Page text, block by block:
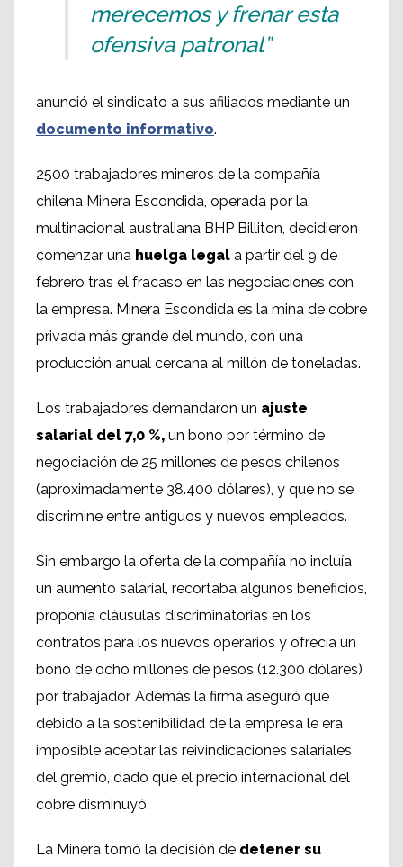
merecemos y frenar esta
ofensiva patronal”
anunció el sindicato a sus afiliados mediante un
documento informativo.
2500 trabajadores mineros de la compañía
chilena Minera Escondida, operada por la
multinacional australiana BHP Billiton, decidieron
comenzar una huelga legal a partir del 9 de
febrero tras el fracaso en las negociaciones con
la empresa. Minera Escondida es la mina de cobre
privada más grande del mundo, con una
producción anual cercana al millón de toneladas.
Los trabajadores demandaron un ajuste
salarial del 7,0 %, un bono por término de
negociación de 25 millones de pesos chilenos
(aproximadamente 38.400 dólares), y que no se
discrimine entre antiguos y nuevos empleados.
Sin embargo la oferta de la compañía no incluía
un aumento salarial, recortaba algunos beneficios,
proponía cláusulas discriminatorias en los
contratos para los nuevos operarios y ofrecía un
bono de ocho millones de pesos (12.300 dólares)
por trabajador. Además la firma aseguró que
debido a la sostenibilidad de la empresa le era
imposible aceptar las reivindicaciones salariales
del gremio, dado que el precio internacional del
cobre disminuyó.
La Minera tomó la decisión de detener su